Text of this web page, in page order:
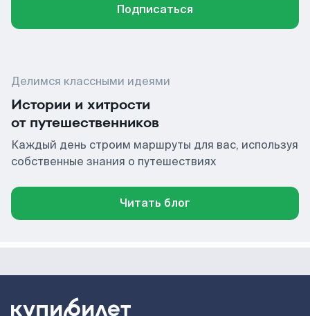
Подписаться
Делимся классными идеями
Истории и хитрости
от путешественников
Каждый день строим маршруты для вас, используя
собственные знания о путешествиях
Читать блог